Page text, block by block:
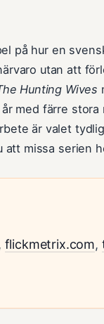
på hur en
utan att
Hunting Wives
med färre stora
är valet
att missa serien
, flickmetrix.com,